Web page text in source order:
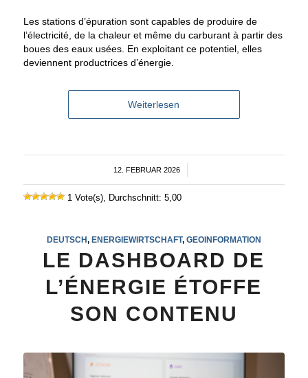
Les stations d’épuration sont capables de produire de
l’électricité, de la chaleur et même du carburant à partir des
boues des eaux usées. En exploitant ce potentiel, elles
deviennent productrices d’énergie.
Weiterlesen
12. FEBRUAR 2026
/
1 Vote(s), Durchschnitt: 5,00
DEUTSCH, ENERGIEWIRTSCHAFT, GEOINFORMATION
LE DASHBOARD DE
L’ÉNERGIE ÉTOFFE
SON CONTENU